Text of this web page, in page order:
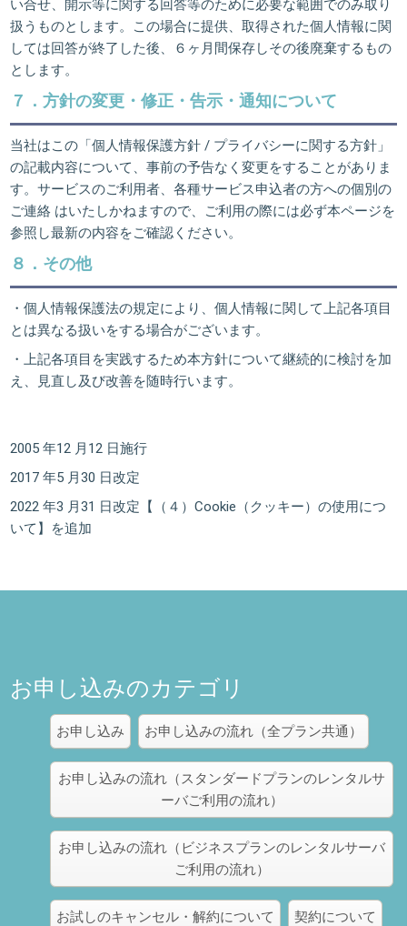
い合せ、開示等に関する回答等のために必要な範囲でのみ取り
扱うものとします。この場合に提供、取得された個人情報に関
しては回答が終了した後、６ヶ月間保存しその後廃棄するもの
とします。
７．方針の変更・修正・告示・通知について
当社はこの「個人情報保護方針 / プライバシーに関する方針」
の記載内容について、事前の予告なく変更をすることがありま
す。サービスのご利用者、各種サービス申込者の方への個別の
ご連絡 はいたしかねますので、ご利用の際には必ず本ページを
参照し最新の内容をご確認ください。
８．その他
・個人情報保護法の規定により、個人情報に関して上記各項目
とは異なる扱いをする場合がございます。
・上記各項目を実践するため本方針について継続的に検討を加
え、見直し及び改善を随時行います。
2005 年12 月12 日施行
2017 年5 月30 日改定
2022 年3 月31 日改定【（４）Cookie（クッキー）の使用につ
いて】を追加
お申し込みのカテゴリ
お申し込み お申し込みの流れ（全プラン共通）
お申し込みの流れ（スタンダードプランのレンタルサ
ーバご利用の流れ）
お申し込みの流れ（ビジネスプランのレンタルサーバ
ご利用の流れ）
お試しのキャンセル・解約について 契約について